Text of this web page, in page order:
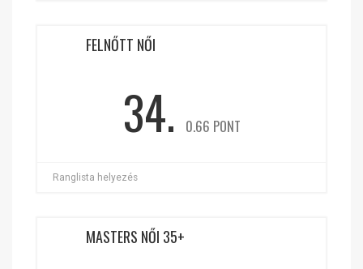
FELNŐTT NŐI
34. 0.66 PONT
Ranglista helyezés
MASTERS NŐI 35+